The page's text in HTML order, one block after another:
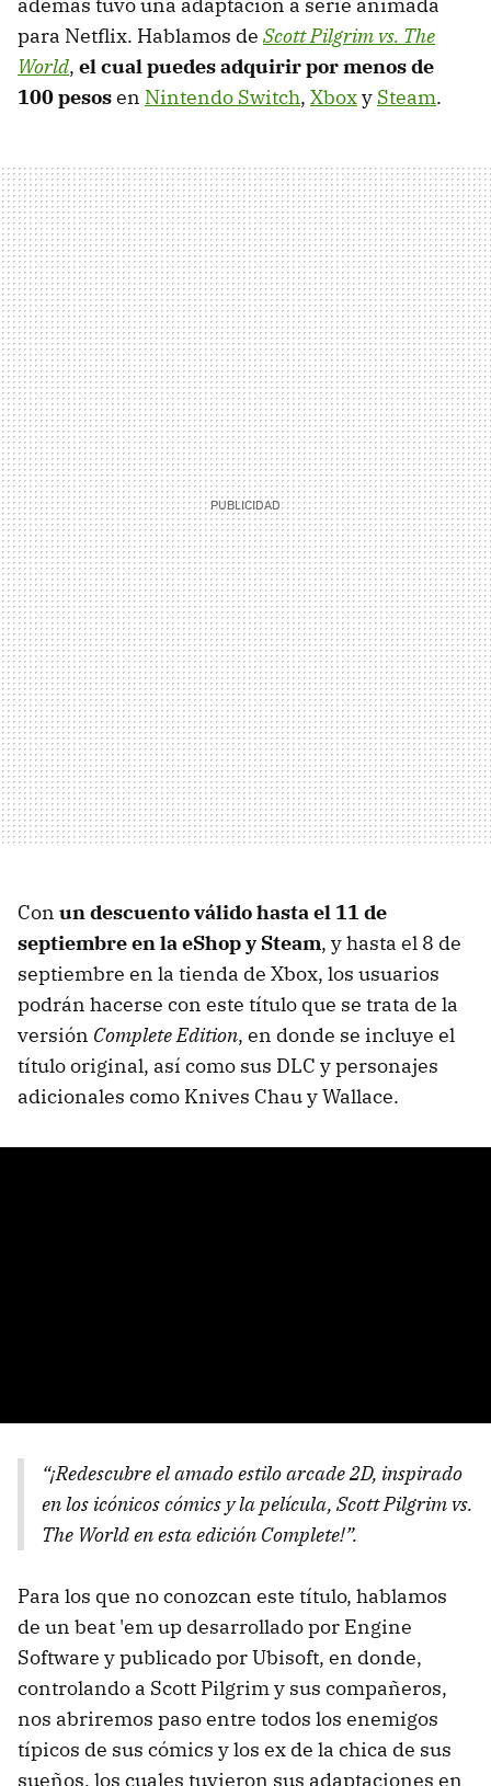
además tuvo una adaptación a serie animada
para Netflix. Hablamos de Scott Pilgrim vs. The
World, el cual puedes adquirir por menos de
100 pesosen Nintendo Switch, Xboxy Steam.
Con un descuento válido hasta el 11 de
septiembre en la eShop y Steam, y hasta el 8 de
septiembre en la tienda de Xbox, los usuarios
podrán hacerse con este título que se trata de la
versión Complete Edition, en donde se incluye el
título original, así como sus DLC y personajes
adicionales como Knives Chau y Wallace.
“¡Redescubre el amado estilo arcade 2D, inspirado
en los icónicos cómics y la película, Scott Pilgrim vs.
The World en esta edición Complete!”.
Para los que no conozcan este título, hablamos
de un beat 'em up desarrollado por Engine
Software y publicado por Ubisoft, en donde,
controlando a Scott Pilgrim y sus compañeros,
nos abriremos paso entre todos los enemigos
típicos de sus cómics y los ex de la chica de sus
sueños, los cuales tuvieron sus adaptaciones en